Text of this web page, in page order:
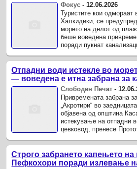
Фокус - 12.06.2026
Туристите кои одмораат
Халкидики, се
морето на делот од
беше воведена
поради пукнат
Отпадни води истекле во
— воведена е итна забрана за
Слободен Печат -
Привремената забрана
„Акротири“ во
објавена од општина
истекување на отпадни
цевковод, пренесе
Строго забрането капењето на
Пефкохори поради излевање